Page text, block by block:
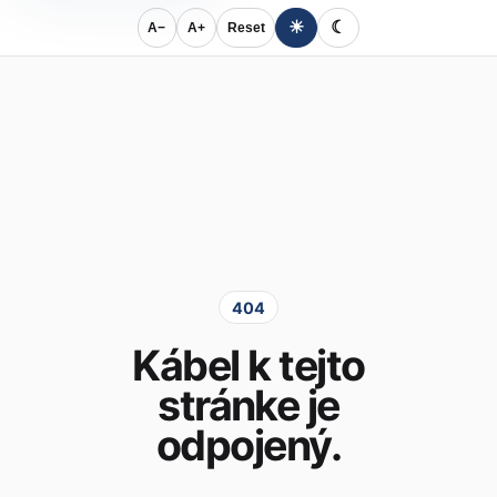
A− A+ Reset ☀ ☾
404
Kábel k tejto
stránke je
odpojený.